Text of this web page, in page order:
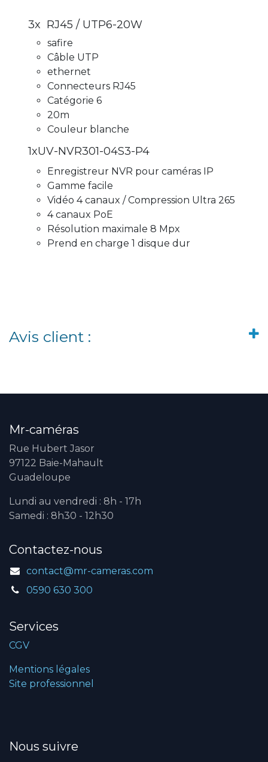
3x RJ45 / UTP6-20W
safire
Câble UTP
ethernet
Connecteurs RJ45
Catégorie 6
20m
Couleur blanche
1xUV-NVR301-04S3-P4
Enregistreur NVR pour caméras IP
Gamme facile
Vidéo 4 canaux / Compression Ultra 265
4 canaux PoE
Résolution maximale 8 Mpx
Prend en charge 1 disque dur
Avis client :
Mr-caméras
Rue Hubert Jasor
97122 Baie-Mahault
Guadeloupe
Lundi au vendredi : 8h - 17h
Samedi : 8h30 - 12h30
Contactez-nous
contact@mr-cameras.com
0590 630 300
Services
CGV
Mentions légales
Site professionnel
Nous suivre